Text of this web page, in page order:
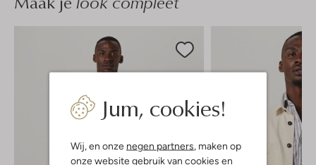
Jum, cookies!
Wij, en onze negen partners , maken op
onze website gebruik van cookies en